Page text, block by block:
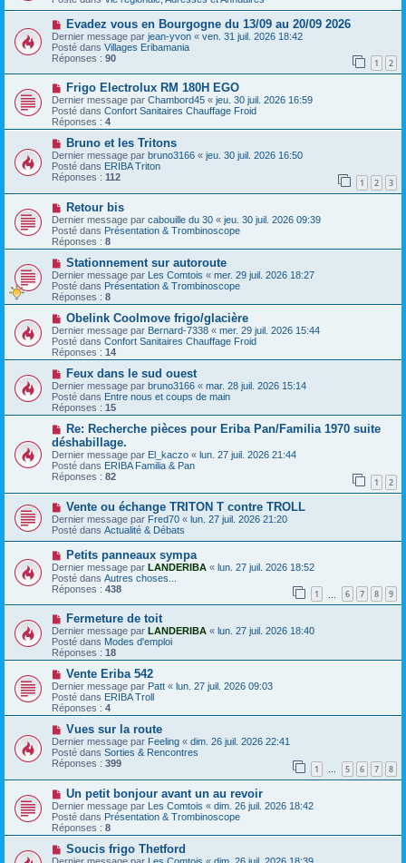
s
a
g
e
v
e
a
u
m
e
s
s
a
g
e
N
o
u
v
e
a
m
e
s
s
a
g
e
Evadez vous en Bourgogne du 13/09 au 20/09 2026
Dernier message par jean-yvon « ven. 31 juil. 2026 18:42
Posté dans Villages Eribamania
Réponses : 90 1 2
N
o
u
v
e
a
m
e
s
s
a
g
e
Frigo Electrolux RM 180H EGO
Dernier message par Chambord45 « jeu. 30 juil. 2026 16:59
Posté dans Confort Sanitaires Chauffage Froid
Réponses : 4
N
o
u
v
e
a
m
e
s
s
a
g
e
Bruno et les Tritons
Dernier message par bruno3166 « jeu. 30 juil. 2026 16:50
Posté dans ERIBA Triton
Réponses : 112 1 2 3
N
o
u
v
e
a
u
m
e
s
s
a
g
e
Retour bis
Dernier message par cabouille du 30 « jeu. 30 juil. 2026 09:39
Posté dans Présentation & Trombinoscope
Réponses : 8
N
o
u
v
e
a
m
e
s
s
a
g
e
Stationnement sur autoroute
Dernier message par Les Comtois « mer. 29 juil. 2026 18:27
Posté dans Présentation & Trombinoscope
Réponses : 8
N
o
u
v
e
a
u
m
e
s
s
a
g
e
Obelink Coolmove frigo/glacière
Dernier message par Bernard-7338 « mer. 29 juil. 2026 15:44
Posté dans Confort Sanitaires Chauffage Froid
Réponses : 14
N
o
u
v
e
a
u
m
e
s
s
a
g
Feux dans le sud ouest
Dernier message par bruno3166 « mar. 28 juil. 2026 15:14
Posté dans Entre nous et coups de main
Réponses : 15
N
o
u
v
e
a
u
m
s
s
g
e
Re: Recherche pièces pour Eriba Pan/Familia 1970 suite
déshabillage.
Dernier message par El_kaczo « lun. 27 juil. 2026 21:44
Posté dans ERIBA Familia & Pan
Réponses : 82 1 2
N
o
u
v
e
a
u
m
e
s
s
a
g
e
Vente ou échange TRITON T contre TROLL
Dernier message par Fred70 « lun. 27 juil. 2026 21:20
Posté dans Actualité & Débats
N
o
u
v
e
a
m
e
s
s
a
g
e
Petits panneaux sympa
Dernier message par LANDERIBA « lun. 27 juil. 2026 18:52
Posté dans Autres choses...
Réponses : 438 1 6 7 8 9
N
o
u
v
e
a
m
e
s
s
g
e
Fermeture de toit
Dernier message par LANDERIBA « lun. 27 juil. 2026 18:40
Posté dans Modes d'emploi
Réponses : 18
N
o
u
v
e
a
m
e
s
s
a
g
e
Vente Eriba 542
Dernier message par Patt « lun. 27 juil. 2026 09:03
Posté dans ERIBA Troll
Réponses : 4
N
o
u
v
e
a
m
e
s
s
a
g
Vues sur la route
Dernier message par Feeling « dim. 26 juil. 2026 22:41
Posté dans Sorties & Rencontres
Réponses : 399 1 … 5 6 7 8
N
o
u
v
e
a
u
Un petit bonjour avant un au revoir
Dernier message par Les Comtois « dim. 26 juil. 2026 18:42
Posté dans Présentation & Trombinoscope
Réponses : 8
N
o
Soucis frigo Thetford